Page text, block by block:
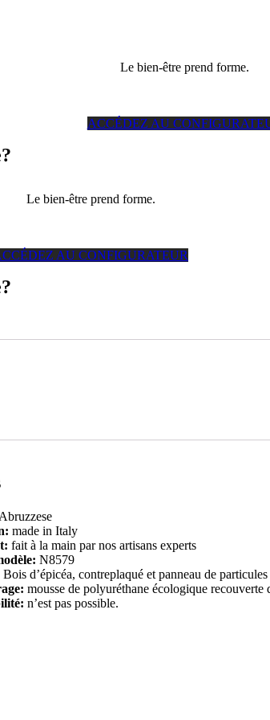
Le bien-être prend forme.
ACCÉDEZ AU
Le bien-être prend forme.
AU CONFIGURATEUR
Abruzzese
made in Italy
fait à la main par nos artisans experts
N8579
Bois d’épicéa, contreplaqué et panneau de
mousse de polyuréthane écologique recouverte
n’est pas possible.